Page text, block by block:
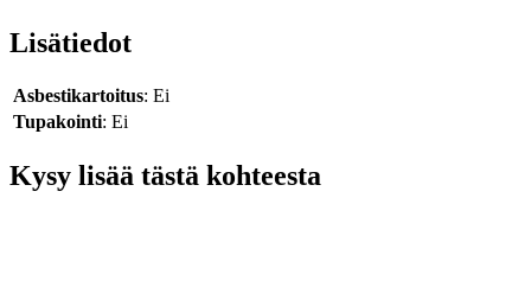
Lisätiedot
Asbestikartoitus: Ei
Tupakointi: Ei
Kysy lisää tästä kohteesta